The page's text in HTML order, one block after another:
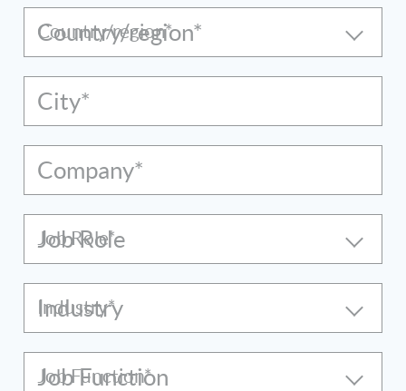
Country/region*
City*
Company*
Job Role
Industry
Job Function